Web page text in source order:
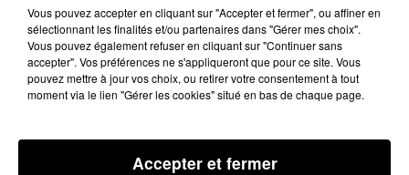
14 février 2024 - 4 min 9 sec
LES INFOS DE L'HÉRAULT DU 14/02/2024 À
08H30
Podcasts infos de l'Hérault
Vous pouvez accepter en cliquant sur "Accepter et fermer", ou affiner en
sélectionnant les finalités et/ou partenaires dans "Gérer mes choix".
Vous pouvez également refuser en cliquant sur "Continuer sans
accepter". Vos préférences ne s'appliqueront que pour ce site. Vous
pouvez mettre à jour vos choix, ou retirer votre consentement à tout
moment via le lien "Gérer les cookies" situé en bas de chaque page.
Accepter et fermer